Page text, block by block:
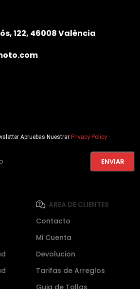
AREA DE CLIENTES
Contacto
Mi Cuenta
Devolucion
Tarifas de Arreglos
Guia de Tallas
Apruebas Nuestrar Privacy Policy
122, 46008 València